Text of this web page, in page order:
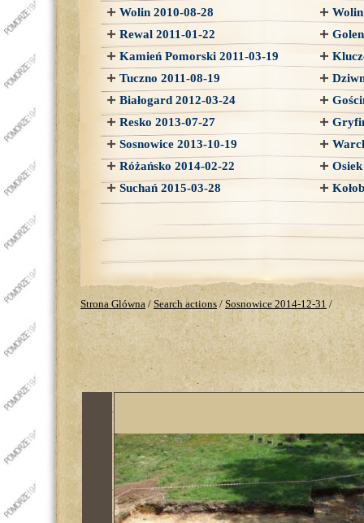
Wolin 2010-08-28
Rewal 2011-01-22
Kamień Pomorski 2011-03-19
Tuczno 2011-08-19
Białogard 2012-03-24
Resko 2013-07-27
Sosnowice 2013-10-19
Różańsko 2014-02-22
Suchań 2015-03-28
Strona Glówna / Search actions / Sosnowice 2014-12-31 /